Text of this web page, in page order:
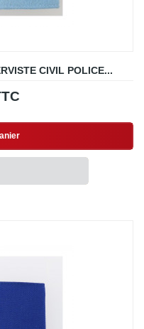
CIVIL POLICE...